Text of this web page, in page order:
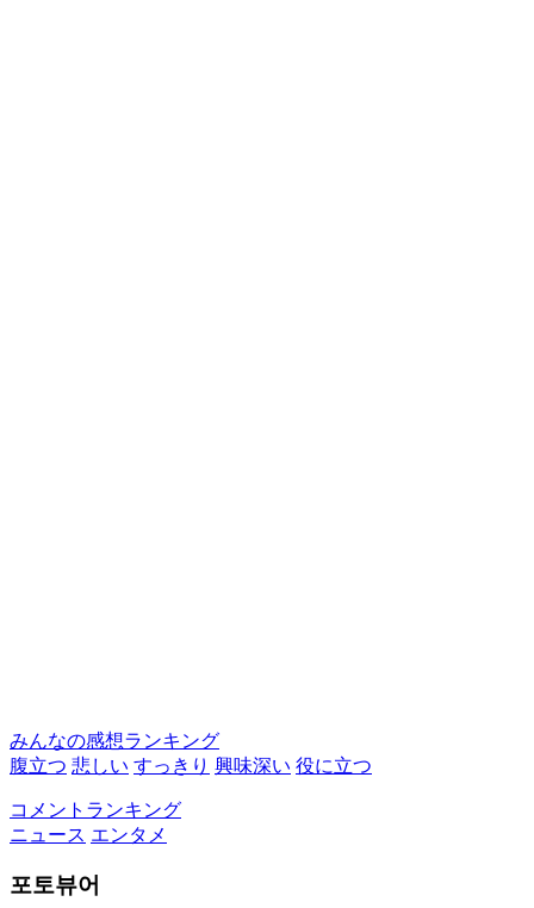
みんなの感想ランキング
腹立つ 悲しい すっきり 興味深い 役に立つ
コメントランキング
ニュース エンタメ
포토뷰어